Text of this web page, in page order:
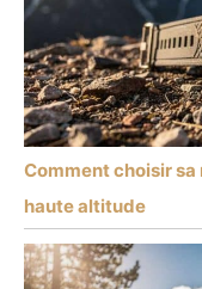
Comment choisir
haute altitude